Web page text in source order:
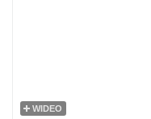
WIDEO